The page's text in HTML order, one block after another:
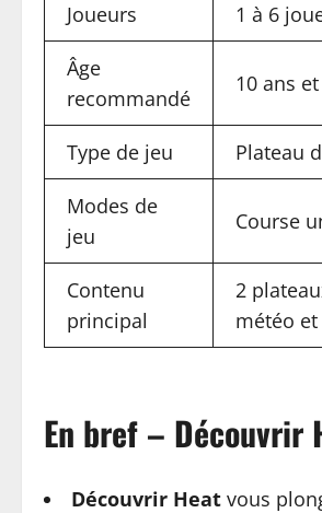
Joueurs 1 à 6
Âge
recommandé
10 ans
Type de jeu Plateau
Modes de
jeu
Course
Contenu
principal
2
météo
En bref – Découvrir
Découvrir Heat vous